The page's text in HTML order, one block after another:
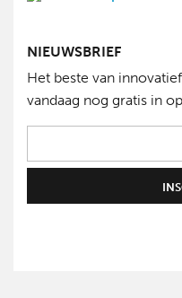
NIEUWSBRIEF
Het beste van
vandaag nog gratis in